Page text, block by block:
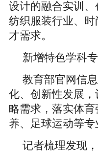
设计的融合实训
纺织服装行业、
才需求。
新增特色学科
教育部官网信
化、创新性发展
略需求，落实体
养、足球运动等专
记者梳理发现